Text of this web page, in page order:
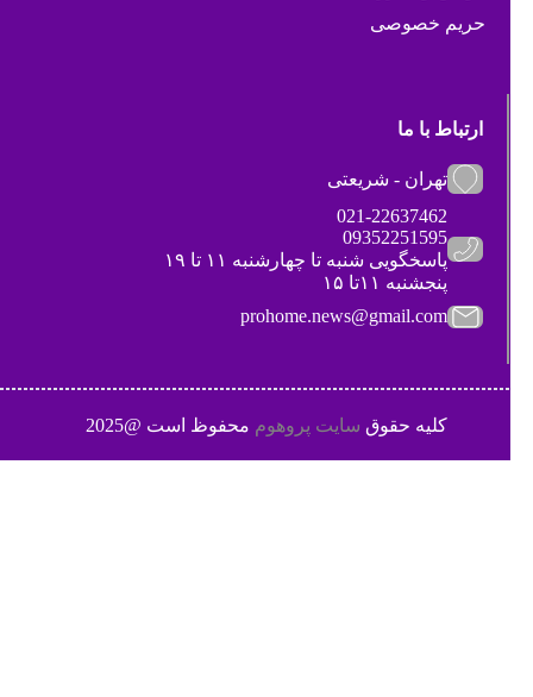
حریم خصوصی
ارتباط با ما
تهران - شریعتی
021-22637462
09352251595
پاسخگویی شنبه تا چهارشنبه ۱۱ تا ۱۹
پنجشنبه ۱۱تا ۱۵
prohome.news@gmail.com
کلیه حقوقسایت پروهوممحفوظ است @2025